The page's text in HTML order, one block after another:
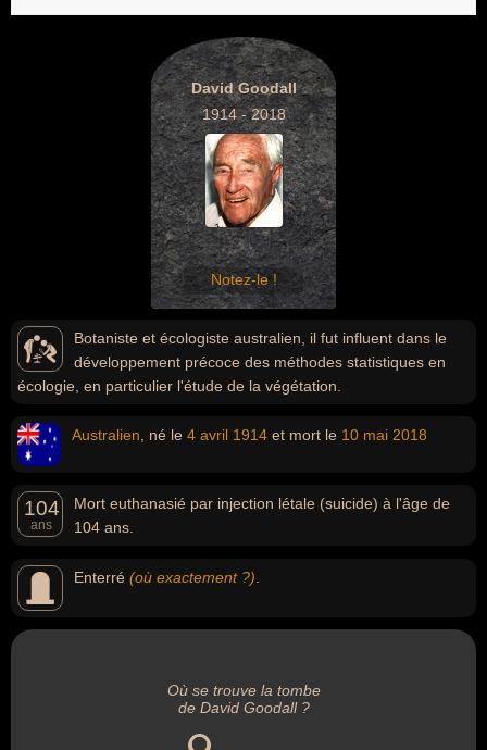
David Goodall
1914 - 2018
Notez-le !
Botaniste et écologiste australien, il fut influent dans le
développement précoce des méthodes statistiques en
écologie, en particulier l'étude de la végétation.
Australien , né le 4 avril 1914 et mort le 10 mai 2018
104
ans
Mort euthanasié par injection létale (suicide) à l'âge de
104 ans.
Enterré (où exactement ?)
Où se trouve la tombe
de David Goodall ?